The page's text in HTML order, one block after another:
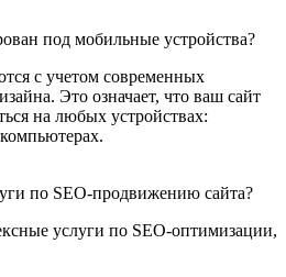
под мобильные устройства?
с учетом современных
Это означает, что ваш сайт
на любых устройствах:
по SEO-продвижению сайта?
услуги по SEO-оптимизации,